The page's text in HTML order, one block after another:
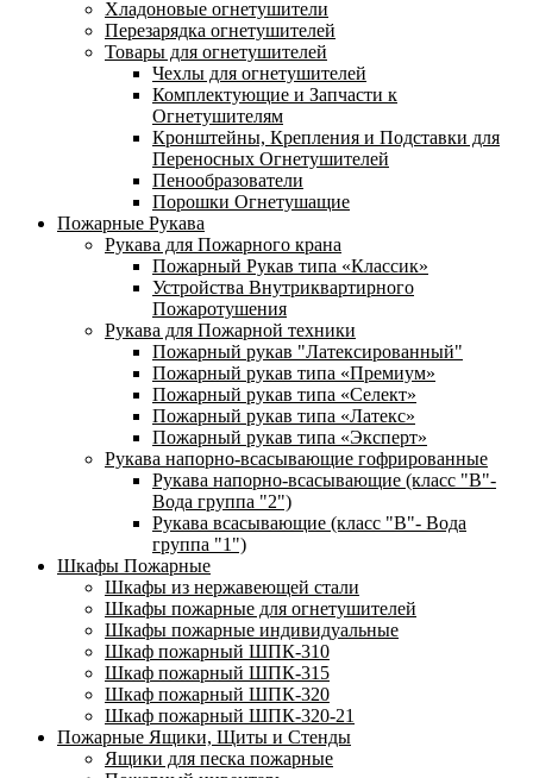
Хладоновые огнетушители
Перезарядка огнетушителей
Товары для огнетушителей
Чехлы для огнетушителей
Комплектующие и Запчасти к
Огнетушителям
Кронштейны, Крепления и Подставки для
Переносных Огнетушителей
Пенообразователи
Порошки Огнетушащие
Пожарные Рукава
Рукава для Пожарного крана
Пожарный Рукав типа «Классик»
Устройства Внутриквартирного
Пожаротушения
Рукава для Пожарной техники
Пожарный рукав "Латексированный"
Пожарный рукав типа «Премиум»
Пожарный рукав типа «Селект»
Пожарный рукав типа «Латекс»
Пожарный рукав типа «Эксперт»
Рукава напорно-всасывающие гофрированные
Рукава напорно-всасывающие (класс "В"-
Вода группа "2")
Рукава всасывающие (класс "В"- Вода
группа "1")
Шкафы Пожарные
Шкафы из нержавеющей стали
Шкафы пожарные для огнетушителей
Шкафы пожарные индивидуальные
Шкаф пожарный ШПК-310
Шкаф пожарный ШПК-315
Шкаф пожарный ШПК-320
Шкаф пожарный ШПК-320-21
Пожарные Ящики, Щиты и Стенды
Ящики для песка пожарные